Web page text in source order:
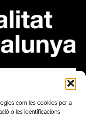
com les cookies per a
o les identificacions